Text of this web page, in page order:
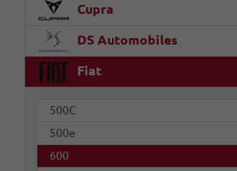
Cupra
DS Automobiles
Fiat
500C
500e
600